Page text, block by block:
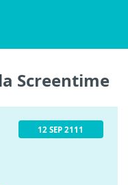
Screentime
12 SEP 2111